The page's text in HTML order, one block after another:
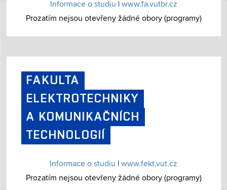
Informace o studiu
www.fa.vutbr.cz
Prozatím nejsou otevřeny žádné obory (programy)
FAKULTA
ELEKTROTECHNIKY
A KOMUNIKAČNÍCH
TECHNOLOGIÍ
Informace o studiu
www.fekt.vut.cz
Prozatím nejsou otevřeny žádné obory (programy)